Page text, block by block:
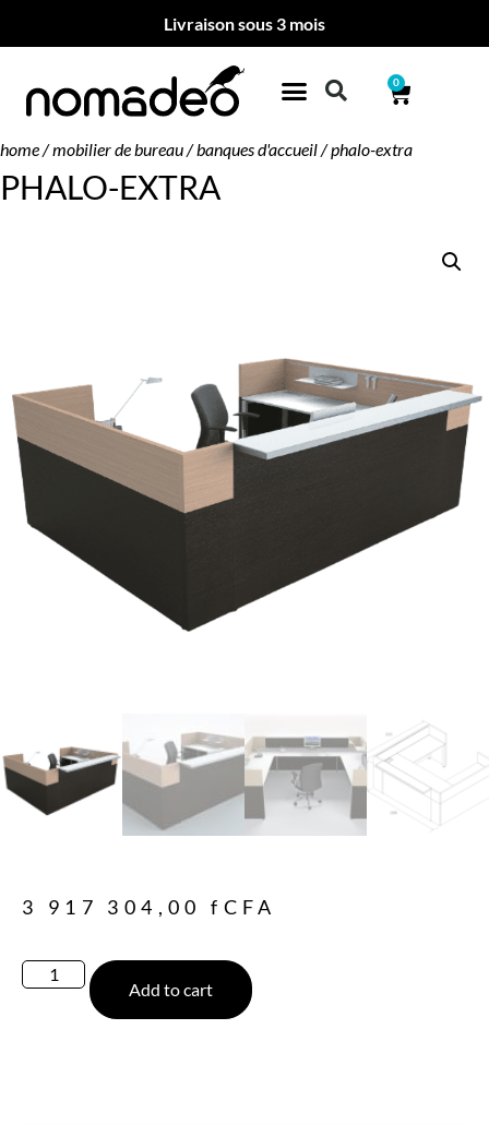
Livraison sous 3 mois
0
home/mobilier de bureau/banques d'accueil/ phalo-extra
PHALO-EXTRA
3 917 304,00fCFA
Add to cart